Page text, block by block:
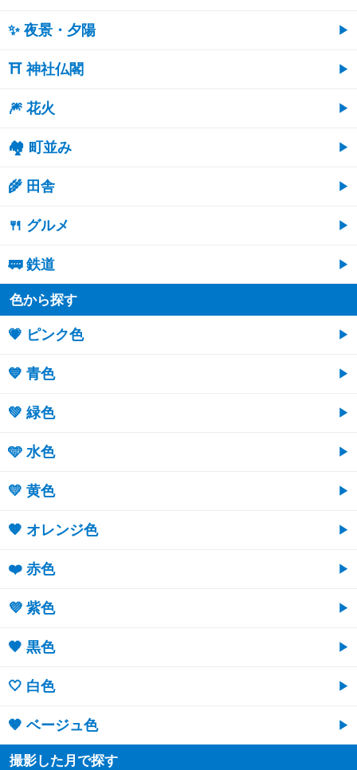
✨ 夜景・夕陽
⛩ 神社仏閣
🎆 花火
🏘 町並み
🌾 田舎
🍴 グルメ
🚃 鉄道
色から探す
💗 ピンク色
💙 青色
💚 緑色
🩵 水色
💛 黄色
🧡 オレンジ色
❤️ 赤色
💜 紫色
🖤 黒色
🤍 白色
🤎 ベージュ色
撮影した月で探す